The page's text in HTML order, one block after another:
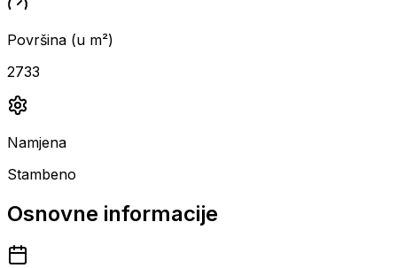
Površina (u m²)
2733
Namjena
Stambeno
Osnovne informacije